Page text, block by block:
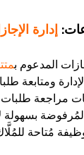
إدارة
المدعوم ب
ومتابعة
مراجعة طلبات
بسهولة
مُتاحة